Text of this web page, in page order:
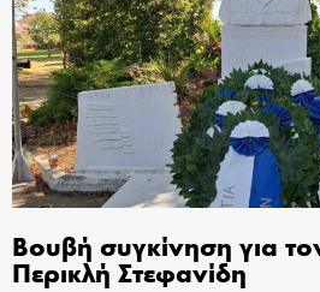
Βουβή συγκίνηση για
Περικλή Στεφανίδη